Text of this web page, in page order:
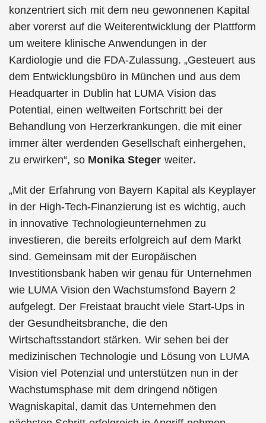
konzentriert sich mit dem neu gewonnenen Kapital
aber vorerst auf die Weiterentwicklung der Plattform
um weitere klinische Anwendungen in der
Kardiologie und die FDA-Zulassung. „Gesteuert aus
dem Entwicklungsbüro in München und aus dem
Headquarter in Dublin hat LUMA Vision das
Potential, einen weltweiten Fortschritt bei der
Behandlung von Herzerkrankungen, die mit einer
immer älter werdenden Gesellschaft einhergehen,
zu erwirken“, so Monika Steger weiter.
„Mit der Erfahrung von Bayern Kapital als Keyplayer
in der High-Tech-Finanzierung ist es wichtig, auch
in innovative Technologieunternehmen zu
investieren, die bereits erfolgreich auf dem Markt
sind. Gemeinsam mit der Europäischen
Investitionsbank haben wir genau für Unternehmen
wie LUMA Vision den Wachstumsfond Bayern 2
aufgelegt. Der Freistaat braucht viele Start-Ups in
der Gesundheitsbranche, die den
Wirtschaftsstandort stärken. Wir sehen bei der
medizinischen Technologie und Lösung von LUMA
Vision viel Potenzial und unterstützen nun in der
Wachstumsphase mit dem dringend nötigen
Wagniskapital, damit das Unternehmen den